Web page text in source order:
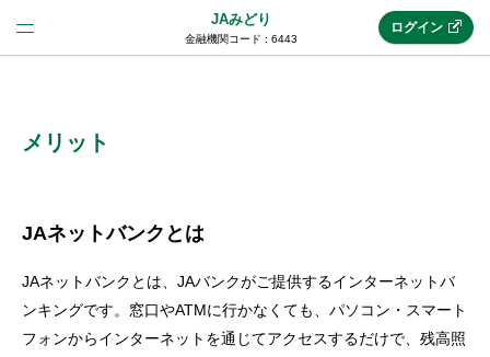
JAみどり
金融機関コード : 6443
ログイン
メリット
JAネットバンクとは
JAネットバンクとは、JAバンクがご提供するインターネットバ
ンキングです。窓口やATMに行かなくても、パソコン・スマート
フォンからインターネットを通じてアクセスするだけで、残高照